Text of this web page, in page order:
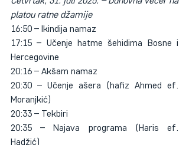
platou ratne džamije
16:50 – Ikindija namaz
17:15 – Učenje hatme šehidima Bosne i
Hercegovine
20:16 – Akšam namaz
20:30 – Učenje ašera (hafiz Ahmed ef.
Moranjkić)
20:33 – Tekbiri
20:35 – Najava programa (Haris ef.
Hadžić)